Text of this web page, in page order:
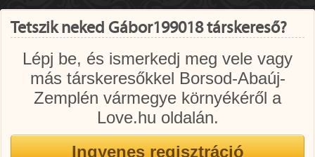
Tetszik neked Gábor199018 társkereső?
Lépj be, és ismerkedj meg vele vagy
más társkeresőkkel Borsod-Abaúj-
Zemplén vármegye környékéről a
Love.hu oldalán.